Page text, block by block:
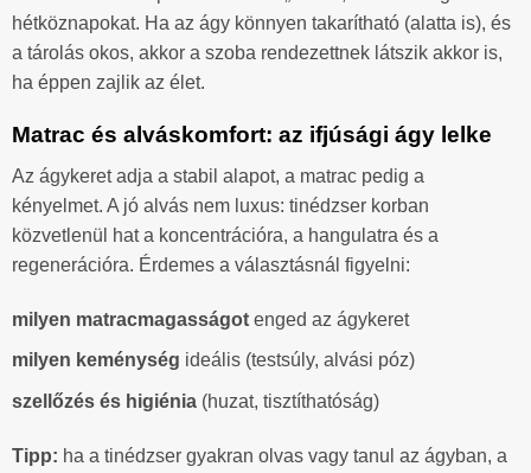
hétköznapokat. Ha az ágy könnyen takarítható (alatta is), és
a tárolás okos, akkor a szoba rendezettnek látszik akkor is,
ha éppen zajlik az élet.
Matrac és alváskomfort: az ifjúsági ágy lelke
Az ágykeret adja a stabil alapot, a matrac pedig a
kényelmet. A jó alvás nem luxus: tinédzser korban
közvetlenül hat a koncentrációra, a hangulatra és a
regenerációra. Érdemes a választásnál figyelni:
milyen matracmagasságot enged az ágykeret
milyen keménység ideális (testsúly, alvási póz)
szellőzés és higiénia (huzat, tisztíthatóság)
Tipp: ha a tinédzser gyakran olvas vagy tanul az ágyban, a